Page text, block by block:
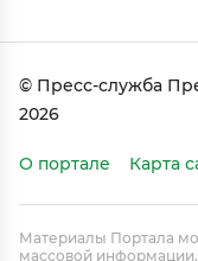
© Пресс-служба
2026
О портале Карта
Материалы Портала
массовой информации,